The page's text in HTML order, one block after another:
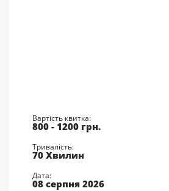
Вартість квитка:
800 - 1200 грн.
Тривалість:
70 Хвилин
Дата:
08 серпня 2026